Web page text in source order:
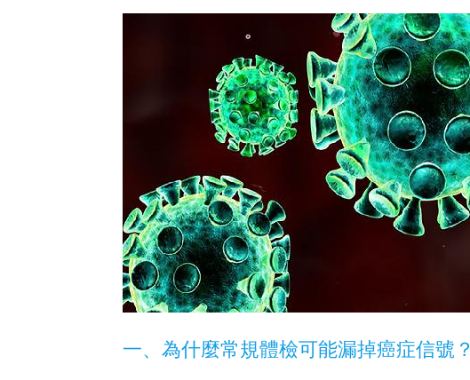
一、為什麼常規體檢可能漏掉癌症信號？